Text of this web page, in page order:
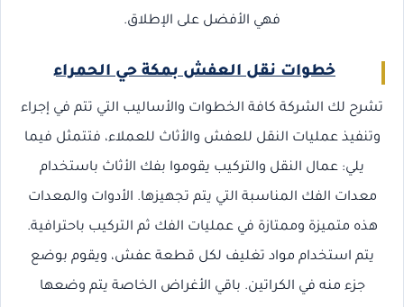
فهي الأفضل على الإطلاق.
خطوات نقل العفش بمكة حي الحمراء
تشرح لك الشركة كافة الخطوات والأساليب التي تتم في إجراء
وتنفيذ عمليات النقل للعفش والأثاث للعملاء، فتتمثل فيما
يلي: عمال النقل والتركيب يقوموا بفك الأثاث باستخدام
معدات الفك المناسبة التي يتم تجهيزها. الأدوات والمعدات
هذه متميزة وممتازة في عمليات الفك ثم التركيب باحترافية.
يتم استخدام مواد تغليف لكل قطعة عفش، ويقوم بوضع
جزء منه في الكراتين. باقي الأغراض الخاصة يتم وضعها